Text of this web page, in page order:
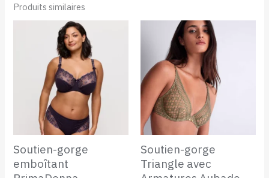
Produits similaires
Soutien-gorge
emboîtant
Soutien-gorge
Triangle avec